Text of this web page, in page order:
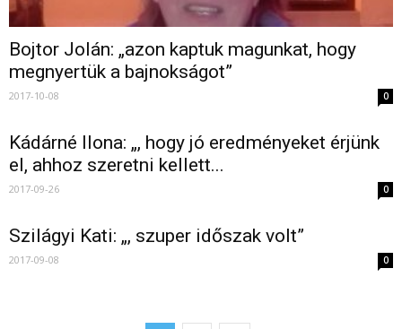
Bojtor Jolán: „azon kaptuk magunkat, hogy
megnyertük a bajnokságot”
2017-10-08 0
Kádárné Ilona: „, hogy jó eredményeket érjünk
el, ahhoz szeretni kellett...
2017-09-26 0
Szilágyi Kati: „, szuper időszak volt”
2017-09-08 0